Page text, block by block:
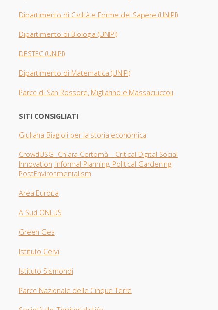
Dipartimento di Civiltà e Forme del Sapere (UNIPI)
Dipartimento di Biologia (UNIPI)
DESTEC (UNIPI)
Dipartimento di Matematica (UNIPI)
Parco di San Rossore, Migliarino e Massaciuccoli
SITI CONSIGLIATI
Giuliana Biagioli per la storia economica
CrowdUSG- Chiara Certomà – Critical Digital Social
Innovation, Informal Planning, Political Gardening,
PostEnvironmentalism
Area Europa
A Sud ONLUS
Green Gea
Istituto Cervi
Istituto Sismondi
Parco Nazionale delle Cinque Terre